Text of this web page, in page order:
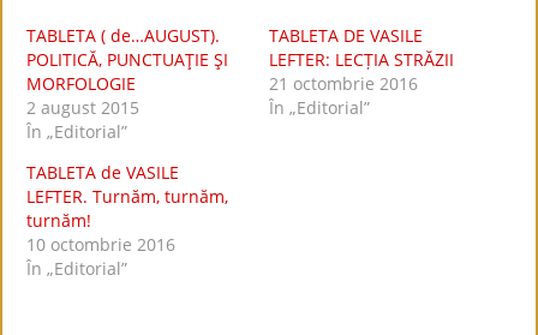
TABLETA ( de…AUGUST).
POLITICĂ, PUNCTUAŢIE ŞI
MORFOLOGIE
2 august 2015
În „Editorial”
TABLETA DE VASILE
LEFTER: LECȚIA STRĂZII
21 octombrie 2016
În „Editorial”
TABLETA de VASILE
LEFTER. Turnăm, turnăm,
turnăm!
10 octombrie 2016
În „Editorial”